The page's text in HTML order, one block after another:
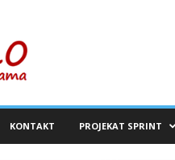
KONTAKT PROJEKAT SPRINT